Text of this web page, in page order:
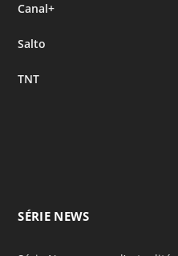
Canal+
Salto
TNT
SÉRIE NEWS